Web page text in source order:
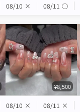
08/10 × 08/11 ◯
¥8,500
08/10 × 08/11 ×